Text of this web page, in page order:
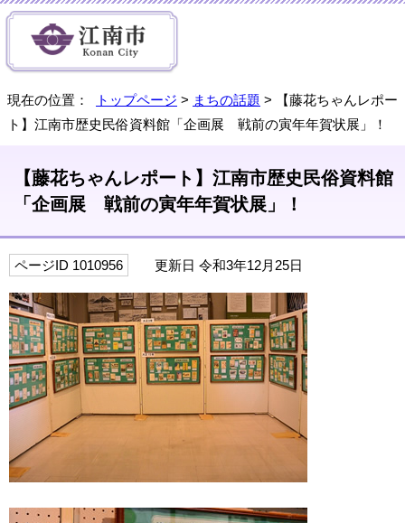
現在の位置： トップページ > まちの話題 > 【藤花ちゃんレポー
ト】江南市歴史民俗資料館「企画展 戦前の寅年年賀状展」！
【藤花ちゃんレポート】江南市歴史民俗資料館
「企画展 戦前の寅年年賀状展」！
ページID 1010956 更新日 令和3年12月25日